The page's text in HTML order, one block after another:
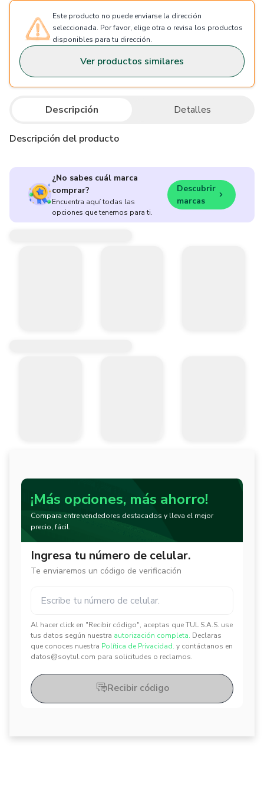
Este producto no puede enviarse la dirección
seleccionada. Por favor, elige otra o revisa los productos
disponibles para tu dirección.
Ver productos similares
Descripción Detalles
Descripción del producto
¿No sabes cuál marca
comprar?
Encuentra aquí todas las
opciones que tenemos para ti.
Descubrir
marcas
¡Más opciones, más ahorro!
Compara entre vendedores destacados y lleva el mejor
precio, fácil.
Ingresa tu número de celular.
Te enviaremos un código de verificación
Al hacer click en "Recibir código", aceptas que TUL S.A.S. use
tus datos según nuestra autorización completa. Declaras
que conoces nuestra Política de Privacidad. y contáctanos en
datos@soytul.com para solicitudes o reclamos.
✕
✕
Recibir código